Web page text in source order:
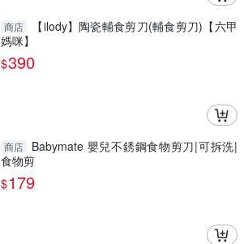
商店
【ilody】陶瓷輔食剪刀(輔食剪刀)【六甲
媽咪】
$390
商店
Babymate 嬰兒不銹鋼食物剪刀|可拆洗|
食物剪
$179